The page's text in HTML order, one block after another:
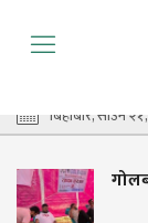
बिहीबार, साउन